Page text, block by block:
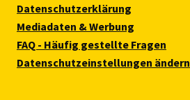
Datenschutzerklärung
Mediadaten & Werbung
FAQ - Häufig gestellte Fragen
Datenschutzeinstellungen ändern